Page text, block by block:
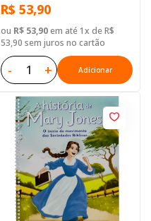
R$ 53,90
ou R$ 53,90em até 1x de R$
53,90 sem juros no cartão
- + Adicionar